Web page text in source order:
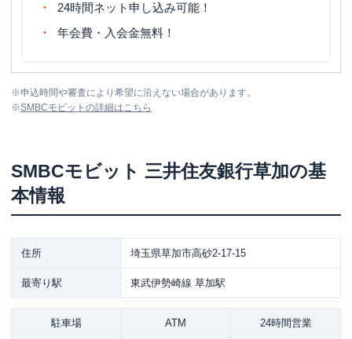
24時間ネット申し込み可能！
年会費・入会金無料！
※申込時間や審査により希望に沿えない場合があります。
※SMBCモビット の詳細はこちら
SMBCモビット 三井住友銀行草加の基
本情報
住所 埼玉県草加市高砂2-17-15
最寄り駅 東武伊勢崎線 草加駅
駐車場 ATM 24時間営業